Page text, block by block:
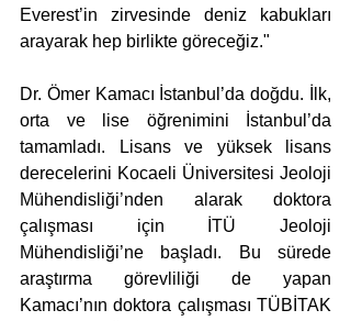
Everest’in zirvesinde deniz kabukları
arayarak hep birlikte göreceğiz."
Dr. Ömer Kamacı İstanbul’da doğdu. İlk,
orta ve lise öğrenimini İstanbul’da
tamamladı. Lisans ve yüksek lisans
derecelerini Kocaeli Üniversitesi Jeoloji
Mühendisliği’nden alarak doktora
çalışması için İTÜ Jeoloji
Mühendisliği’ne başladı. Bu sürede
araştırma görevliliği de yapan
Kamacı’nın doktora çalışması TÜBİTAK